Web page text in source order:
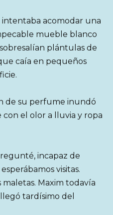
intentaba acomodar una
mueble blanco
plántulas de
caía en pequeños
de su perfume inundó
el olor a lluvia y ropa
incapaz de
visitas.
Maxim todavía
tardísimo del